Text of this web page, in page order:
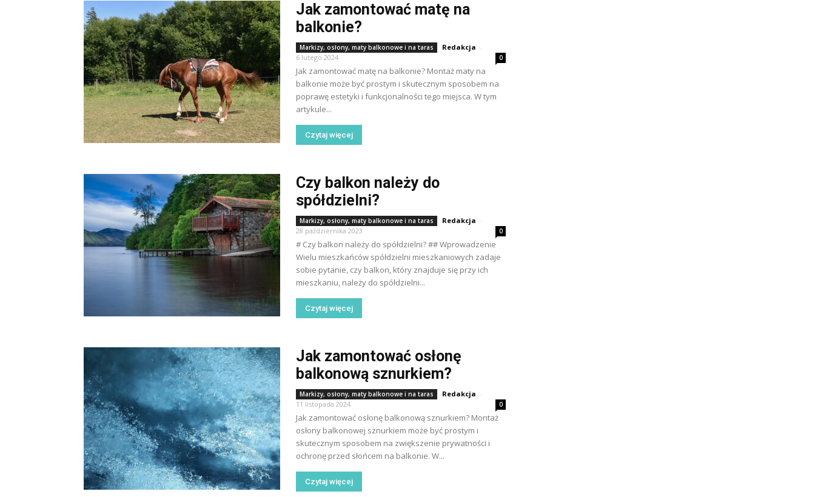
Jak zamontować matę na
balkonie?
Markizy, osłony, maty balkonowe i na taras Redakcja -
6 lutego 2024
0
Jak zamontować matę na balkonie? Montaż maty na
balkonie może być prostym i skutecznym sposobem na
poprawę estetyki i funkcjonalności tego miejsca. W tym
artykule...
Czytaj więcej
Czy balkon należy do
spółdzielni?
Markizy, osłony, maty balkonowe i na taras Redakcja -
28 października 2023
0
# Czy balkon należy do spółdzielni? ## Wprowadzenie
Wielu mieszkańców spółdzielni mieszkaniowych zadaje
sobie pytanie, czy balkon, który znajduje się przy ich
mieszkaniu, należy do spółdzielni...
Czytaj więcej
Jak zamontować osłonę
balkonową sznurkiem?
Markizy, osłony, maty balkonowe i na taras Redakcja -
11 listopada 2024
0
Jak zamontować osłonę balkonową sznurkiem? Montaż
osłony balkonowej sznurkiem może być prostym i
skutecznym sposobem na zwiększenie prywatności i
ochronę przed słońcem na balkonie. W...
Czytaj więcej